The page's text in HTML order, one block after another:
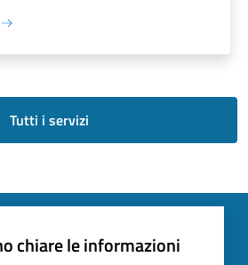
Tutti i servizi
chiare le informazioni